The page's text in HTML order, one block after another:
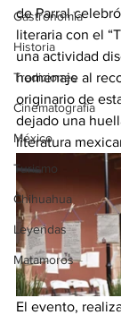
Gastronomìa
Historia
Tradiciones
Cinematografía
México
Turismo
Chihuahua
Leyendas
Matamoros
de Parral
literaria con el
una actividad
homenaje al
originario de
dejado una
literatura
El evento,